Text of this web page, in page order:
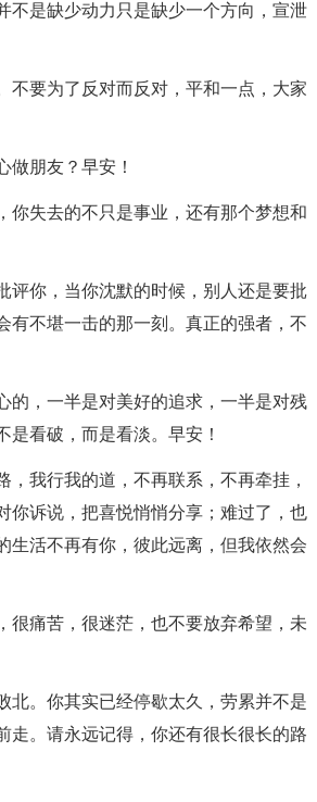
不是缺少动力只是缺少一个方向，宣泄
不要为了反对而反对，平和一点，大家
做朋友？早安！
你失去的不只是事业，还有那个梦想和
评你，当你沈默的时候，别人还是要批
有不堪一击的那一刻。真正的强者，不
的，一半是对美好的追求，一半是对残
看破，而是看淡。早安！
我行我的道，不再联系，不再牵挂，
你诉说，把喜悦悄悄分享；难过了，也
生活不再有你，彼此远离，但我依然会
很痛苦，很迷茫，也不要放弃希望，未
北。你其实已经停歇太久，劳累并不是
走。请永远记得，你还有很长很长的路